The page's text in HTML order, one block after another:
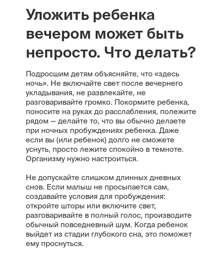
Уложить ребенка
вечером может быть
непросто. Что делать?
Подросшим детям объясняйте, что «здесь
ночь». Не включайте свет после вечернего
укладывания, не развлекайте, не
разговаривайте громко. Покормите ребенка,
поносите на руках до расслабления, полежите
рядом — делайте то, что вы обычно делаете
при ночных пробуждениях ребенка. Даже
если вы (или ребенок) долго не сможете
уснуть, просто лежите спокойно в темноте.
Организму нужно настроиться.
Не допускайте слишком длинных дневных
снов. Если малыш не просыпается сам,
создавайте условия для пробуждения:
откройте шторы или включите свет,
разговаривайте в полный голос, производите
обычный повседневный шум. Когда ребенок
выйдет из стадии глубокого сна, это поможет
ему проснуться.